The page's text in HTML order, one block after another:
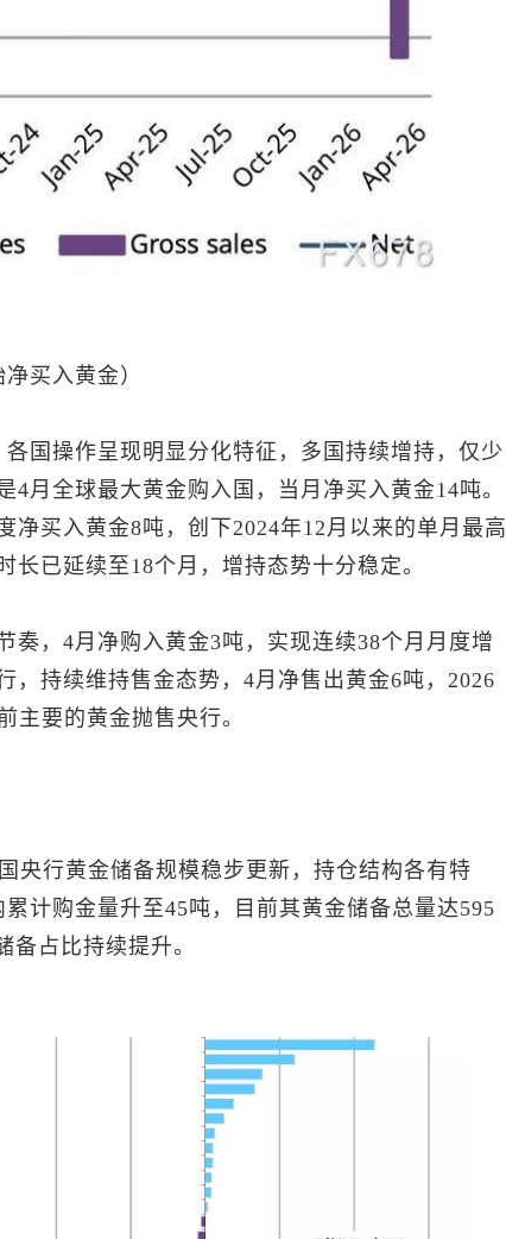
买入黄金）
国操作呈现明显分化特征，多国持续增持，仅少
4月全球最大黄金购入国，当月净买入黄金14吨。
净买入黄金8吨，创下2024年12月以来的单月最高
已延续至18个月，增持态势十分稳定。
奏，4月净购入黄金3吨，实现连续38个月月度增
，持续维持售金态势，4月净售出黄金6吨，2026
主要的黄金抛售央行。
央行黄金储备规模稳步更新，持仓结构各有特
计购金量升至45吨，目前其黄金储备总量达595
备占比持续提升。